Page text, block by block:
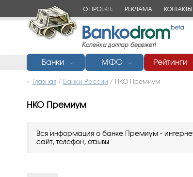
О ПРОЕКТЕ РЕКЛАМА КОНТАКТЫ
Банки ﹀ МФО ﹀ Рейтинги
Главная/ Банки России / НКО Премиум
НКО Премиум
Вся информация о банке Премиум -
сайт, телефон, отзывы